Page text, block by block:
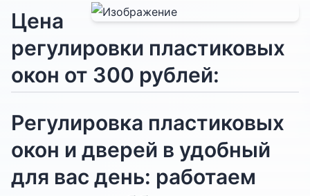
Цена
регулировки пластиковых
окон от 300 рублей:
Регулировка пластиковых
окон и дверей в удобный
для вас день: работаем